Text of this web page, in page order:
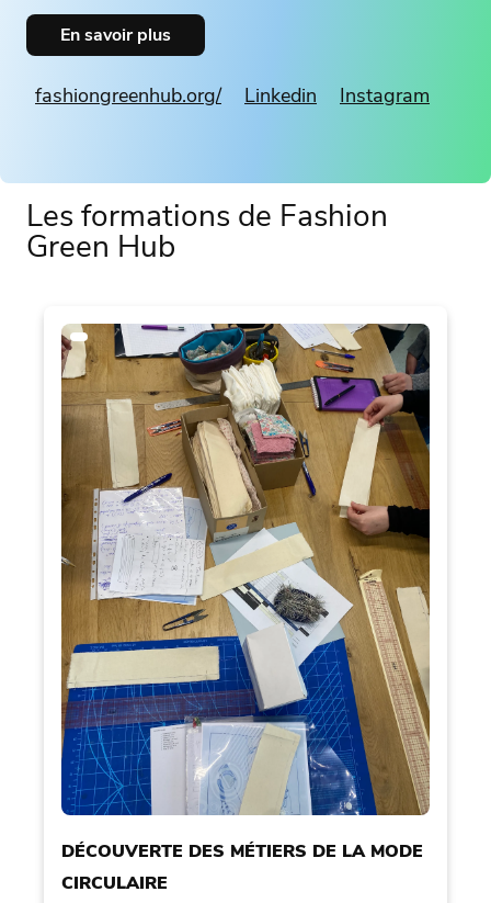
En savoir plus
fashiongreenhub.org/ Linkedin Instagram
Les formations de Fashion
Green Hub
DÉCOUVERTE DES MÉTIERS DE LA MODE
CIRCULAIRE